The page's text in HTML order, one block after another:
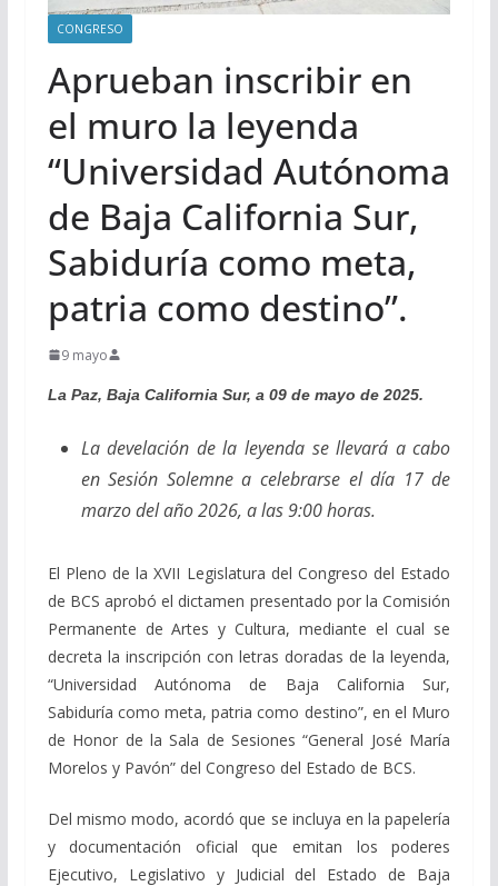
CONGRESO
Aprueban inscribir en
el muro la leyenda
“Universidad Autónoma
de Baja California Sur,
Sabiduría como meta,
patria como destino”.
9 mayo
La Paz, Baja California Sur, a 09 de mayo de 2025.
La develación de la leyenda se llevará a cabo
en Sesión Solemne a celebrarse el día 17 de
marzo del año 2026, a las 9:00 horas.
El Pleno de la XVII Legislatura del Congreso del Estado
de BCS aprobó el dictamen presentado por la Comisión
Permanente de Artes y Cultura, mediante el cual se
decreta la inscripción con letras doradas de la leyenda,
“Universidad Autónoma de Baja California Sur,
Sabiduría como meta, patria como destino”, en el Muro
de Honor de la Sala de Sesiones “General José María
Morelos y Pavón” del Congreso del Estado de BCS.
Del mismo modo, acordó que se incluya en la papelería
y documentación oficial que emitan los poderes
Ejecutivo, Legislativo y Judicial del Estado de Baja